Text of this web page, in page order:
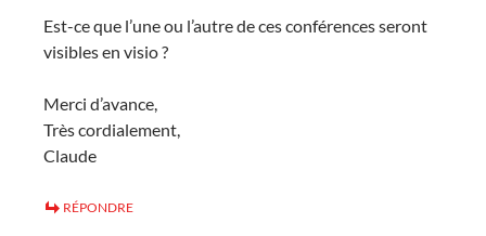
Est-ce que l’une ou l’autre de ces conférences seront
visibles en visio ?
Merci d’avance,
Très cordialement,
Claude
RÉPONDRE